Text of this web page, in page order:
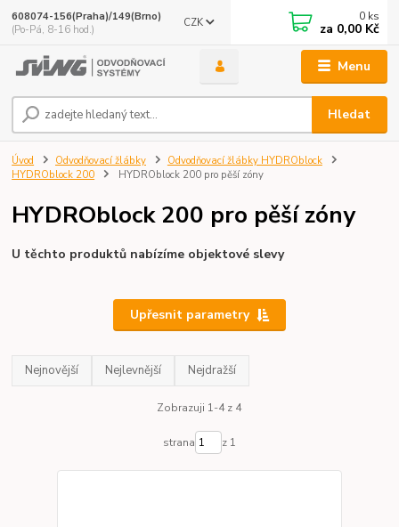
Menu
CZK
Hledat
608074-156(Praha)/149(Brno)
(Po-Pá, 8-16 hod.)
0 ks
za 0,00 Kč
Úvod Odvodňovací žlábky
Odvodňovací žlábky HYDROblock
HYDROblock 200
HYDROblock 200 pro pěší zóny
HYDROblock 200 pro pěší zóny
U těchto produktů nabízíme objektové slevy
Upřesnit parametry
Nejnovější Nejlevnější Nejdražší
Zobrazuji 1-4 z 4
strana z 1